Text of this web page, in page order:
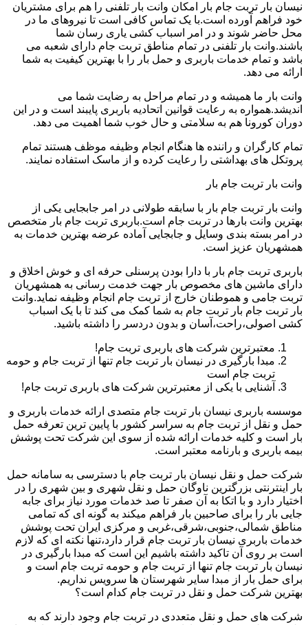
نیسان بار تربت جام بار امکان وانت بار تلفنی را هم برای مشتریان
خود فراهم آورده است.با یک تماس کافی است تا نیروهای ما در
محل حاضر شوند و در امر اسباب کشی یاری رسان شما
باشند.وانت بار تلفنی در تمام مناطق تربت جام دارای شعبه می
باشد و تمام خدمات باربری و حمل بار را با بهترین کیفیت به شما
ارائه می دهد.
وانت بار ما همیشه و در تمام مراحل به رضایت شما می
اندیشد.همواره به رعایت قوانین اتحادیه باربری پایبند است و در این
دوران کورونا هم به سلامتی و حال خوب شما اهمیت می دهد.
تمام کارگران و راننده ها هنگام انجام وظیفه موظف هستند تمام
پروتکل های بهداشتی را رعایت کرده و از ماسک استفاده نمایند.
وانت بار تربت جام بار
وانت بار تربت جام بار با سابقه طولانی در امر جابجایی یکی از
بهترین وانت بارها در تربت جام است.باربری تربت جام بار متخصص
در امر بسته بندی وسایل و جابجایی آماده عرضه بهترین خدمات به
همشهریان عزیز است.
باربری تربت جام بار با دارا بودن پرسنلی حرفه ای و خوش اخلاق و
دارای ماشین های مخصوص بار جهت خدمت رسانی به همشهریان
تربت جامی و هموطنان خارج از تربت جام انجام وظیفه نماید.وانت
بار تربت جام بار تربت جام به شما کمک می کند تا با یک اسباب
کشی اصولی،راحت،آسان و بدون دردسر را داشته باشید.
معتبرترین شرکت های باربری تربت جام!
مبدا بارگیری در نیسان بار تربت جام تنها از تربت جام و حومه
تربت جام است
آشنایی با یکی از معتبرترین شرکت های باربری تربت جام!
موسسه باربری نیسان بار تربت جام متصدی ارائه خدمات باربری و
حمل و نقل از تربت جام به سراسر کشور با پایین ترین تعرفه حمل
بار است و کلیه خدمات ارائه شده از سوی این شرکت تحت پوشش
بیمه باربری و بارنامه معتبر است.
شرکت حمل و نقل نیسان بار تربت جام با دسترسی به سامانه حمل
بار اینترنتی بزرگترین ناوگان حمل و نقل شهری و بین شهری را در
اختیار دارد و با اتکا به آن صفر تا صد خدمات مورد نیاز برای جابه
جایی بار را برای صاحبین بار فراهم میکند به گونه ای که تمامی
مناطق شمالی،جنوبی،شرقی،غربی و مرکزی ایران تحت پوشش
خدمات باربری نیسان بار تربت جام قرار دارد،تنها نکته ای که لازم
است بر روی آن تاکید داشته باشیم این است که مبدا بارگیری در
نیسان بار تربت جام تنها از تربت جام و حومه تربت جام است و
برای حمل بار از مبدا سایر شهرستان ها سرویس نداریم.
بهترین شرکت حمل و نقل در تربت جام کدام است؟
شرکت های حمل و نقل متعددی در تربت جام وجود دارند که به